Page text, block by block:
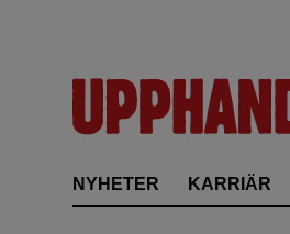
NYHETER KARRIÄR